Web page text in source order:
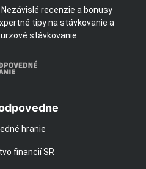
recenzie a bonusy
tipy na stávkovanie a
stávkovanie.
hranie
financií SR